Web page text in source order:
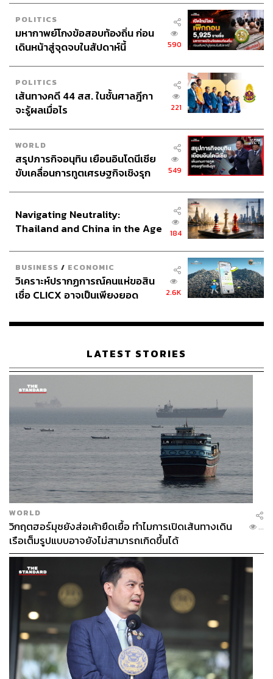
POLITICS
มหากาพย์โกงข้อสอบท้องถิ่น ก่อน
เดินหน้าสู่จุดจบในสัปดาห์นี้
590
POLITICS
เส้นทางคดี 44 สส. ในชั้นศาลฎีกา
จะรู้ผลเมื่อไร
221
WORLD
สรุปภารกิจอนุทิน เยือนอินโดนีเซีย
ขับเคลื่อนการทูตเศรษฐกิจเชิงรุก
549
Navigating Neutrality:
Thailand and China in the Age
184
BUSINESS / ECONOMIC
วิเคราะห์ปรากฏการณ์คนแห่ขอสิน
เชื่อ CLICX อาจเป็นเพียงยอด
เรือนไทยที่ถูกซุกไว้
2.6K
LATEST STORIES
WORLD
วิกฤตฮอร์มุซยังส่อเค้ายืดเยื้อ ทำไมการเปิดเส้นทางเดิน
เรือเต็มรูปแบบอาจยังไม่สามารถเกิดขึ้นได้
...